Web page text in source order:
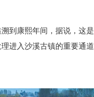
到康熙年间，据说，这
进入沙溪古镇的重要通